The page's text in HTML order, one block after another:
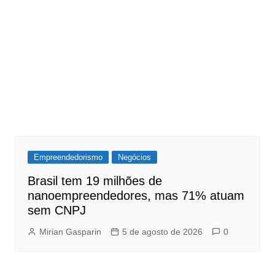
Empreendedorismo Negócios
Brasil tem 19 milhões de
nanoempreendedores, mas 71% atuam
sem CNPJ
Mirian Gasparin 5 de agosto de 2026 0